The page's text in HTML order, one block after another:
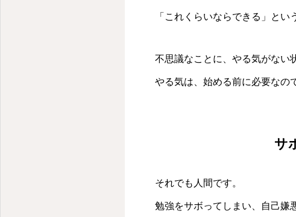
「これくらいならできる」とい
不思議なことに、やる気がない
やる気は、始める前に必要なの
サ
それでも人間です。
勉強をサボってしまい、自己嫌